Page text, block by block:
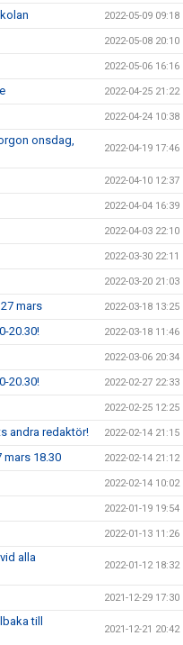
2022-05-09 09:18
2022-05-08 20:10
2022-05-06 16:16
2022-04-25 21:22
2022-04-24 10:38
onsdag,
2022-04-19 17:46
2022-04-10 12:37
2022-04-04 16:39
2022-04-03 22:10
2022-03-30 22:11
2022-03-20 21:03
mars 2022-03-18 13:25
20.30! 2022-03-18 11:46
2022-03-06 20:34
20.30! 2022-02-27 22:33
2022-02-25 12:25
andra redaktör! 2022-02-14 21:15
mars 18.30 2022-02-14 21:12
2022-02-14 10:02
2022-01-19 19:54
2022-01-13 11:26
alla
2022-01-12 18:32
2021-12-29 17:30
till
2021-12-21 20:42